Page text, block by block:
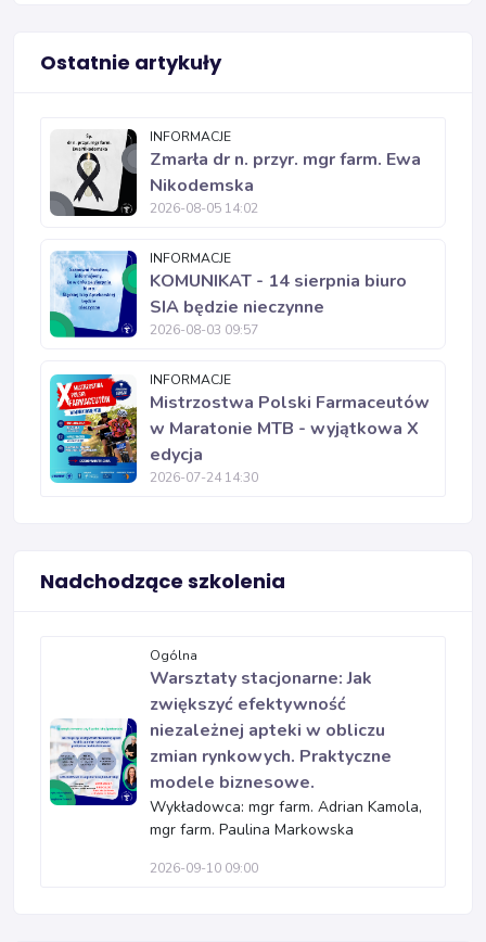
Ostatnie artykuły
INFORMACJE
Zmarła dr n. przyr. mgr farm. Ewa
Nikodemska
2026-08-05 14:02
INFORMACJE
KOMUNIKAT - 14 sierpnia biuro
SIA będzie nieczynne
2026-08-03 09:57
INFORMACJE
Mistrzostwa Polski Farmaceutów
w Maratonie MTB - wyjątkowa X
edycja
2026-07-24 14:30
Nadchodzące szkolenia
Ogólna
Warsztaty stacjonarne: Jak
zwiększyć efektywność
niezależnej apteki w obliczu
zmian rynkowych. Praktyczne
modele biznesowe.
Wykładowca: mgr farm. Adrian Kamola,
mgr farm. Paulina Markowska
2026-09-10 09:00